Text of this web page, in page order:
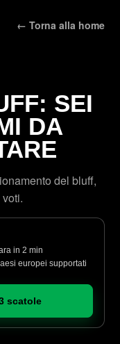
← Torna alla home
SEI
DA
del bluff,
in 2 min
europei supportati
scatole